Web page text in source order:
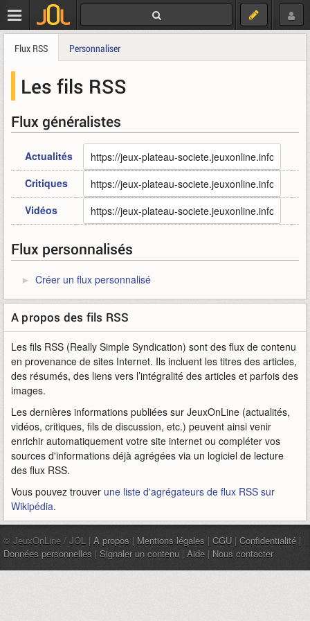
Flux RSS Personnaliser
Les fils RSS
Flux généralistes
Actualités
Critiques
Vidéos
Flux personnalisés
Créer un flux personnalisé
A propos des fils RSS
Les fils RSS (Really Simple Syndication) sont des flux de contenu
en provenance de sites Internet. Ils incluent les titres des articles,
des résumés, des liens vers l’intégralité des articles et parfois des
images.
Les dernières informations publiées sur JeuxOnLine (actualités,
vidéos, critiques, fils de discussion, etc.) peuvent ainsi venir
enrichir automatiquement votre site internet ou compléter vos
sources d'informations déjà agrégées via un logiciel de lecture
des flux RSS.
Vous pouvez trouver une liste d'agrégateurs de flux RSS sur
Wikipédia.
© JeuxOnLine / JOL | À propos | Mentions légales | CGU | Confidentialité |
Données personnelles | Signaler un contenu | Aide | Nous contacter